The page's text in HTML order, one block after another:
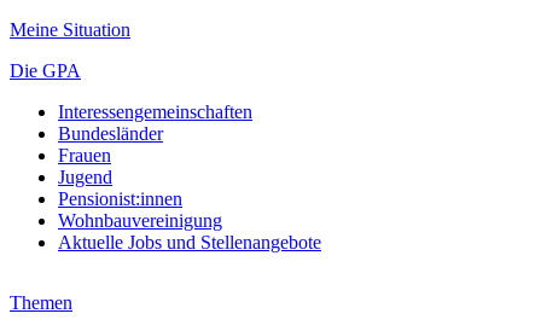
Meine Situation
Die GPA
Interessengemeinschaften
Bundesländer
Frauen
Jugend
Pensionist:innen
Wohnbauvereinigung
Aktuelle Jobs und Stellenangebote
Themen